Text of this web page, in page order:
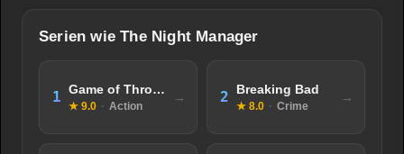
Serien wie The Night Manager
1 Game of Thrones
★ 9.0 · Action
2 Breaking Bad
★ 8.0 · Crime